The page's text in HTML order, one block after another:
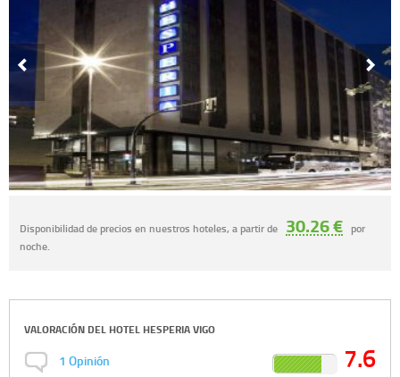
Disponibilidad de precios en nuestros hoteles, a partir de 30.26 € por
noche.
VALORACIÓN DEL HOTEL HESPERIA VIGO
1 Opinión 7.6